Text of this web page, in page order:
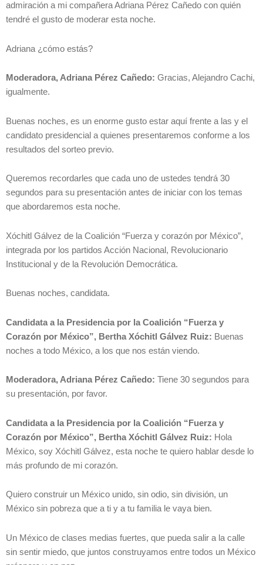
admiración a mi compañera Adriana Pérez Cañedo con quién
tendré el gusto de moderar esta noche.
Adriana ¿cómo estás?
Moderadora, Adriana Pérez Cañedo: Gracias, Alejandro Cachi,
igualmente.
Buenas noches, es un enorme gusto estar aquí frente a las y el
candidato presidencial a quienes presentaremos conforme a los
resultados del sorteo previo.
Queremos recordarles que cada uno de ustedes tendrá 30
segundos para su presentación antes de iniciar con los temas
que abordaremos esta noche.
Xóchitl Gálvez de la Coalición “Fuerza y corazón por México”,
integrada por los partidos Acción Nacional, Revolucionario
Institucional y de la Revolución Democrática.
Buenas noches, candidata.
Candidata a la Presidencia por la Coalición “Fuerza y
Corazón por México”, Bertha Xóchitl Gálvez Ruiz: Buenas
noches a todo México, a los que nos están viendo.
Moderadora, Adriana Pérez Cañedo: Tiene 30 segundos para
su presentación, por favor.
Candidata a la Presidencia por la Coalición “Fuerza y
Corazón por México”, Bertha Xóchitl Gálvez Ruiz: Hola
México, soy Xóchitl Gálvez, esta noche te quiero hablar desde lo
más profundo de mi corazón.
Quiero construir un México unido, sin odio, sin división, un
México sin pobreza que a ti y a tu familia le vaya bien.
Un México de clases medias fuertes, que pueda salir a la calle
sin sentir miedo, que juntos construyamos entre todos un México